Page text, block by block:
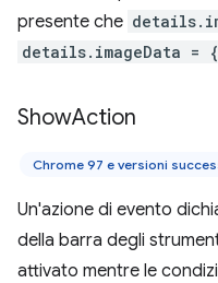
presente che
details.imageData
ShowAction
Chrome 97 e versioni
Un'azione di evento
della barra degli
attivato mentre le